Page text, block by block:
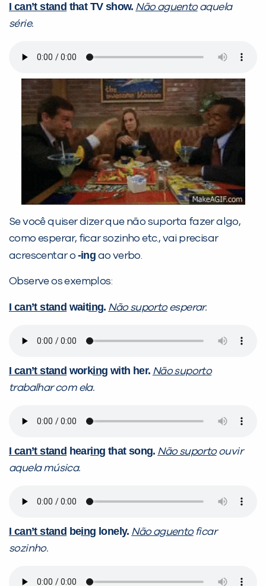
I can’t stand that TV show. Não aguentoaquela
série.
Se você quiser dizer que não suporta fazer algo,
como esperar, ficar sozinho etc., vai precisar
acrescentar o -ing ao verbo.
Observe os exemplos:
I can’t stand waiting. Não suportoesperar.
I can’t stand working with her. Não suporto
trabalhar com ela.
I can’t stand hearing that song. Não suportoouvir
aquela música.
I can’t stand being lonely. Não aguentoficar
sozinho.